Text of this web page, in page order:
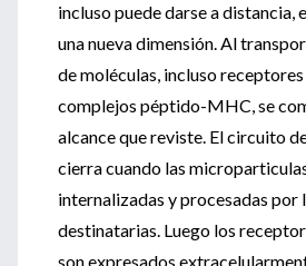
incluso puede darse a distancia,
una nueva dimensión. Al
de moléculas, incluso
complejos péptido-MHC, se
alcance que reviste. El circuito
cierra cuando las
internalizadas y procesadas por
destinatarias. Luego los
son expresados